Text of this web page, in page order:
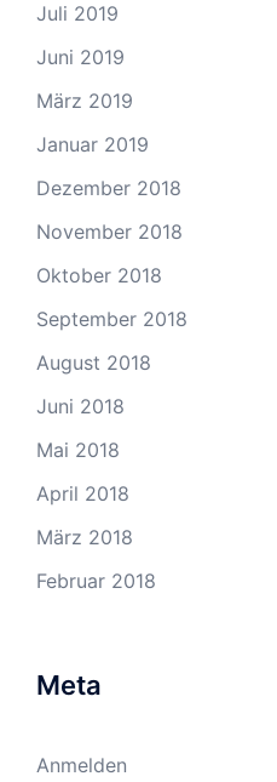
Juli 2019
Juni 2019
März 2019
Januar 2019
Dezember 2018
November 2018
Oktober 2018
September 2018
August 2018
Juni 2018
Mai 2018
April 2018
März 2018
Februar 2018
Meta
Anmelden